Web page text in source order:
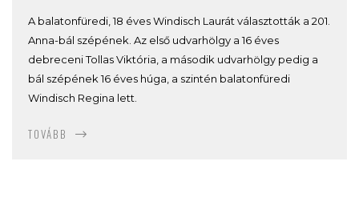
A balatonfüredi, 18 éves Windisch Laurát választották a 201.
Anna-bál szépének. Az első udvarhölgy a 16 éves
debreceni Tollas Viktória, a második udvarhölgy pedig a
bál szépének 16 éves húga, a szintén balatonfüredi
Windisch Regina lett.
TOVÁBB